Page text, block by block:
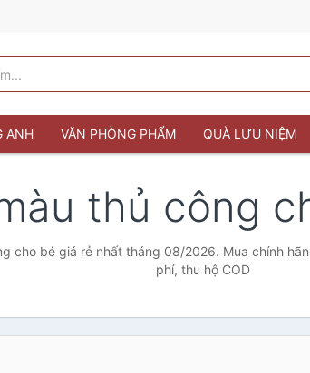
ANH VĂN PHÒNG PHẨM QUÀ LƯU NIỆM
thủ công
cho bé giá rẻ nhất tháng 08/2026. Mua chính
phí, thu hộ COD